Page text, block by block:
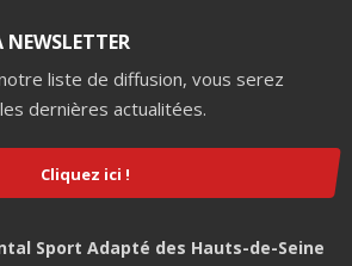
liste de diffusion, vous serez
dernières actualitées.
Cliquez ici !
Sport Adapté des Hauts-de-Seine